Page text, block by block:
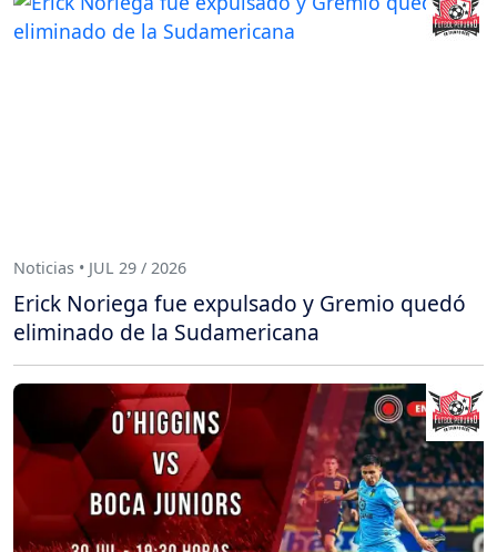
Noticias • JUL 29 / 2026
Erick Noriega fue expulsado y Gremio quedó
eliminado de la Sudamericana